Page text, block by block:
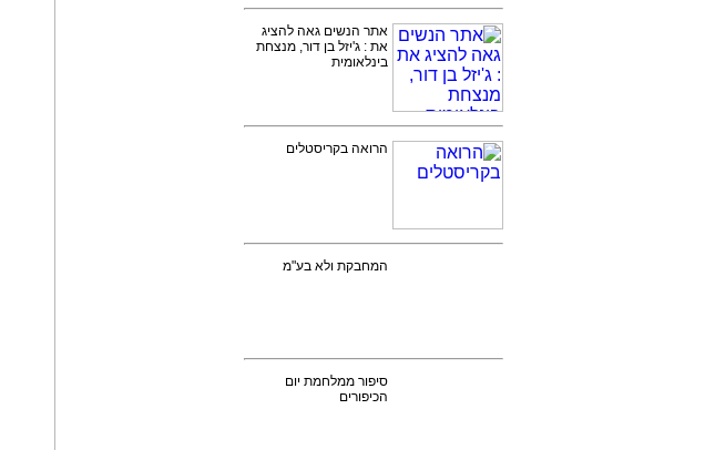
אתר הנשים גאה להציג
את : ג'יזל בן דור, מנצחת
בינלאומית
הרואה בקריסטלים
המחבקת ולא בע"מ
סיפור ממלחמת יום
הכיפורים